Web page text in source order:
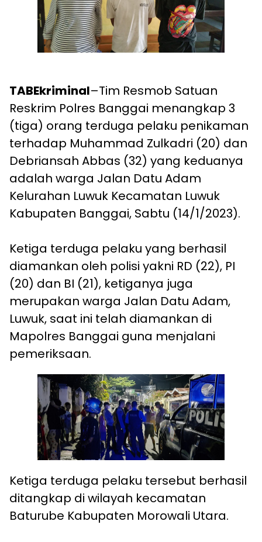
TABEkriminal–Tim Resmob Satuan
Reskrim Polres Banggai menangkap 3
(tiga) orang terduga pelaku penikaman
terhadap Muhammad Zulkadri (20) dan
Debriansah Abbas (32) yang keduanya
adalah warga Jalan Datu Adam
Kelurahan Luwuk Kecamatan Luwuk
Kabupaten Banggai, Sabtu (14/1/2023).
Ketiga terduga pelaku yang berhasil
diamankan oleh polisi yakni RD (22), PI
(20) dan BI (21), ketiganya juga
merupakan warga Jalan Datu Adam,
Luwuk, saat ini telah diamankan di
Mapolres Banggai guna menjalani
pemeriksaan.
Ketiga terduga pelaku tersebut berhasil
ditangkap di wilayah kecamatan
Baturube Kabupaten Morowali Utara.